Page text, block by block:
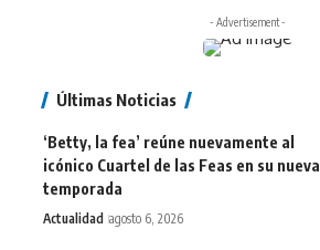
- Advertisement -
Últimas Noticias
‘Betty, la fea’ reúne nuevamente al
icónico Cuartel de las Feas en su nueva
temporada
Actualidad agosto 6, 2026